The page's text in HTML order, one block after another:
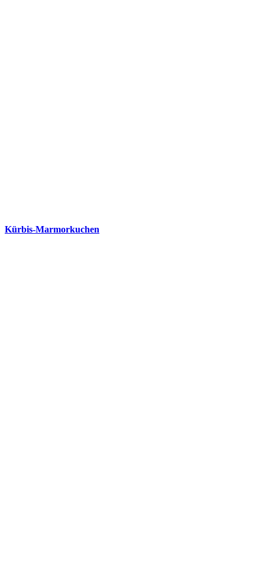
Kürbis-Marmorkuchen